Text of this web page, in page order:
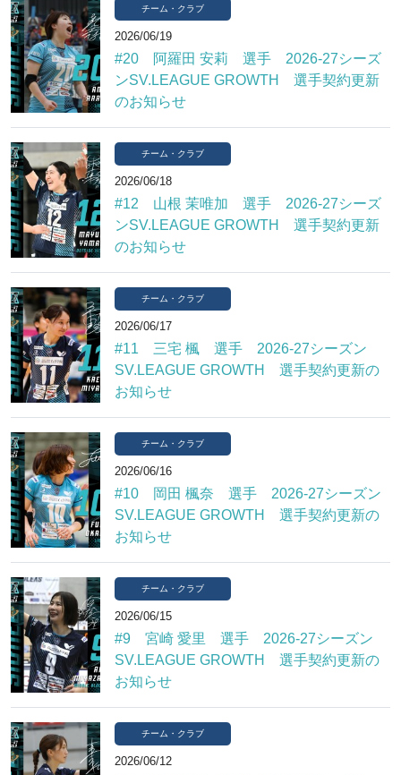
チーム・クラブ
2026/06/19
#20 阿羅田 安莉 選手 2026-27シーズ
ンSV.LEAGUE GROWTH 選手契約更新
のお知らせ
チーム・クラブ
2026/06/18
#12 山根 茉唯加 選手 2026-27シーズ
ンSV.LEAGUE GROWTH 選手契約更新
のお知らせ
チーム・クラブ
2026/06/17
#11 三宅 楓 選手 2026-27シーズン
SV.LEAGUE GROWTH 選手契約更新の
お知らせ
チーム・クラブ
2026/06/16
#10 岡田 楓奈 選手 2026-27シーズン
SV.LEAGUE GROWTH 選手契約更新の
お知らせ
チーム・クラブ
2026/06/15
#9 宮崎 愛里 選手 2026-27シーズン
SV.LEAGUE GROWTH 選手契約更新の
お知らせ
チーム・クラブ
2026/06/12